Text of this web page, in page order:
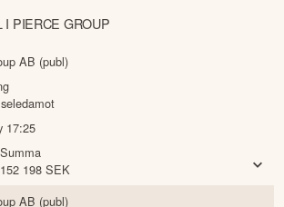
I PIERCE GROUP
AB (publ)
17:25
Summa
152 198 SEK
AB (publ)